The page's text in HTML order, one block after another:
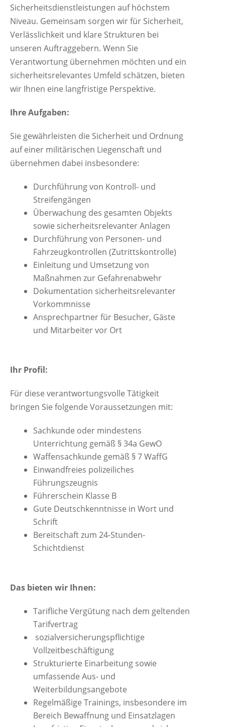
Sicherheitsdienstleistungen auf höchstem
Niveau. Gemeinsam sorgen wir für Sicherheit,
Verlässlichkeit und klare Strukturen bei
unseren Auftraggebern. Wenn Sie
Verantwortung übernehmen möchten und ein
sicherheitsrelevantes Umfeld schätzen, bieten
wir Ihnen eine langfristige Perspektive.
Ihre Aufgaben:
Sie gewährleisten die Sicherheit und Ordnung
auf einer militärischen Liegenschaft und
übernehmen dabei insbesondere:
Durchführung von Kontroll- und
Streifengängen
Überwachung des gesamten Objekts
sowie sicherheitsrelevanter Anlagen
Durchführung von Personen- und
Fahrzeugkontrollen (Zutrittskontrolle)
Einleitung und Umsetzung von
Maßnahmen zur Gefahrenabwehr
Dokumentation sicherheitsrelevanter
Vorkommnisse
Ansprechpartner für Besucher, Gäste
und Mitarbeiter vor Ort
Ihr Profil:
Für diese verantwortungsvolle Tätigkeit
bringen Sie folgende Voraussetzungen mit:
Sachkunde oder mindestens
Unterrichtung gemäß § 34a GewO
Waffensachkunde gemäß § 7 WaffG
Einwandfreies polizeiliches
Führungszeugnis
Führerschein Klasse B
Gute Deutschkenntnisse in Wort und
Schrift
Bereitschaft zum 24-Stunden-
Schichtdienst
Das bieten wir Ihnen:
Tarifliche Vergütung nach dem geltenden
Tarifvertrag
sozialversicherungspflichtige
Vollzeitbeschäftigung
Strukturierte Einarbeitung sowie
umfassende Aus- und
Weiterbildungsangebote
Regelmäßige Trainings, insbesondere im
Bereich Bewaffnung und Einsatzlagen